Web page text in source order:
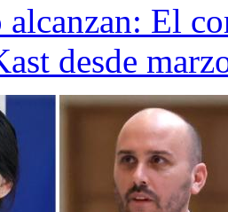
alcanzan: El
desde